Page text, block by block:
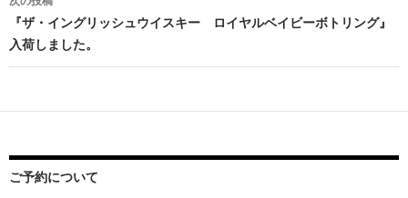
ビ
ゲ
シ
ョ
ン
『ザ・イングリッシュウイスキー ロイヤルベイビーボトリング』
入荷しました。
ご予約について